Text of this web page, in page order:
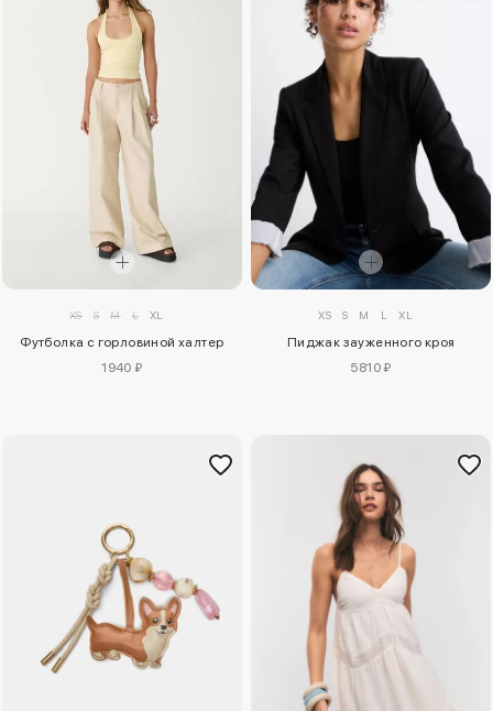
XS S M L XL
Футболка с горловиной халтер
1940 ₽
XS S M L XL
Пиджак зауженного кроя
5810 ₽